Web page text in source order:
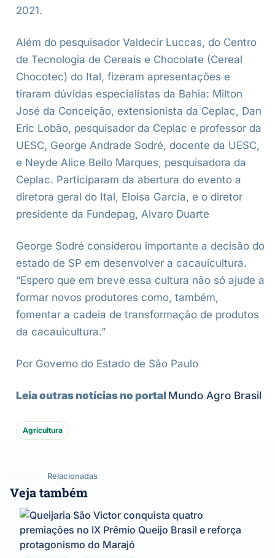
2021.
Além do pesquisador Valdecir Luccas, do Centro
de Tecnologia de Cereais e Chocolate (Cereal
Chocotec) do Ital, fizeram apresentações e
tiraram dúvidas especialistas da Bahia: Milton
José da Conceição, extensionista da Ceplac, Dan
Eric Lobão, pesquisador da Ceplac e professor da
UESC, George Andrade Sodré, docente da UESC,
e Neyde Alice Bello Marques, pesquisadora da
Ceplac. Participaram da abertura do evento a
diretora geral do Ital, Eloísa Garcia, e o diretor
presidente da Fundepag, Alvaro Duarte
George Sodré considerou importante a decisão do
estado de SP em desenvolver a cacauicultura.
“Espero que em breve essa cultura não só ajude a
formar novos produtores como, também,
fomentar a cadeia de transformação de produtos
da cacauicultura.”
Por Governo do Estado de São Paulo
Leia outras notícias no portal Mundo Agro Brasil
Agricultura
Relacionadas
Veja também